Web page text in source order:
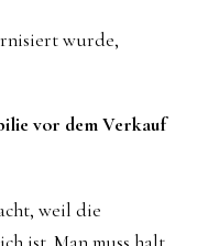
wurde,
vor dem Verkauf
weil die